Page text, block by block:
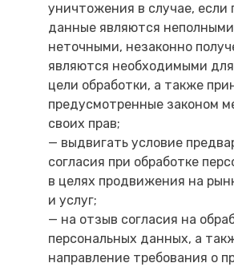
уничтожения в случае, если
данные являются
неточными, незаконно
являются необходимыми
цели обработки, а также
предусмотренные законом
своих прав;
— выдвигать условие
согласия при обработке
в целях продвижения на
и услуг;
— на отзыв согласия на
персональных данных, а
направление требования о